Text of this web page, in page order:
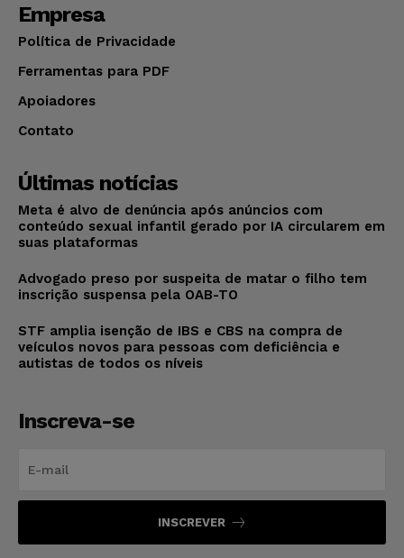
Empresa
Política de Privacidade
Ferramentas para PDF
Apoiadores
Contato
Últimas notícias
Meta é alvo de denúncia após anúncios com
conteúdo sexual infantil gerado por IA circularem em
suas plataformas
Advogado preso por suspeita de matar o filho tem
inscrição suspensa pela OAB-TO
STF amplia isenção de IBS e CBS na compra de
veículos novos para pessoas com deficiência e
autistas de todos os níveis
Inscreva-se
INSCREVER